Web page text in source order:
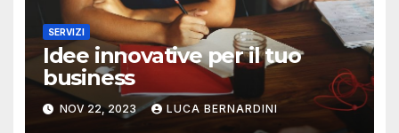
SERVIZI
Idee innovative per il tuo
business
NOV 22, 2023 LUCA BERNARDINI